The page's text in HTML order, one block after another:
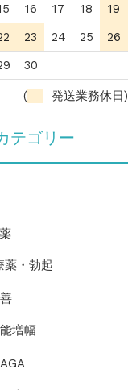
16 17 18
19
23 24 25
26
30
( 発送業務休日)
テゴリー
薬・勃起
増幅